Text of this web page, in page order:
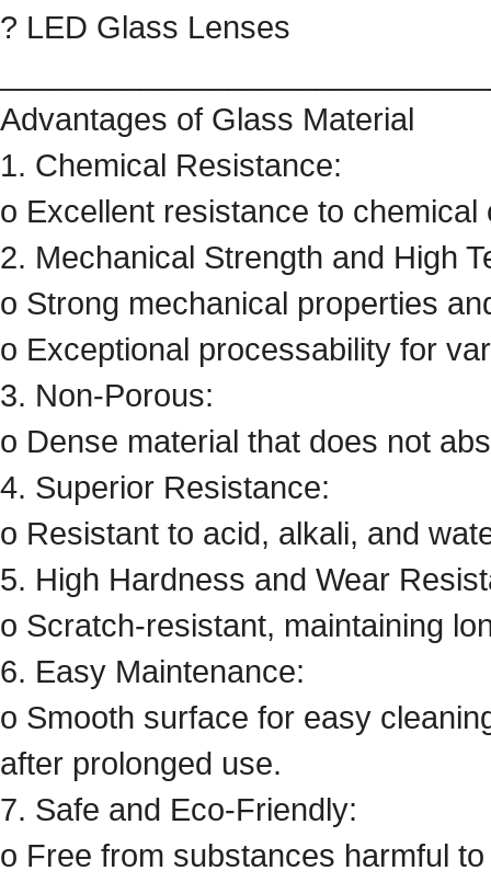
? LED Glass Lenses
Advantages of Glass Material
1. Chemical Resistance:
o Excellent resistance to
2. Mechanical Strength and High
o Strong mechanical properties
o Exceptional processability for
3. Non-Porous:
o Dense material that does not
4. Superior Resistance:
o Resistant to acid, alkali, and
5. High Hardness and Wear
o Scratch-resistant, maintaining
6. Easy Maintenance:
o Smooth surface for easy
after prolonged use.
7. Safe and Eco-Friendly:
o Free from substances harmful